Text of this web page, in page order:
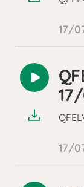
17/
audio
17/